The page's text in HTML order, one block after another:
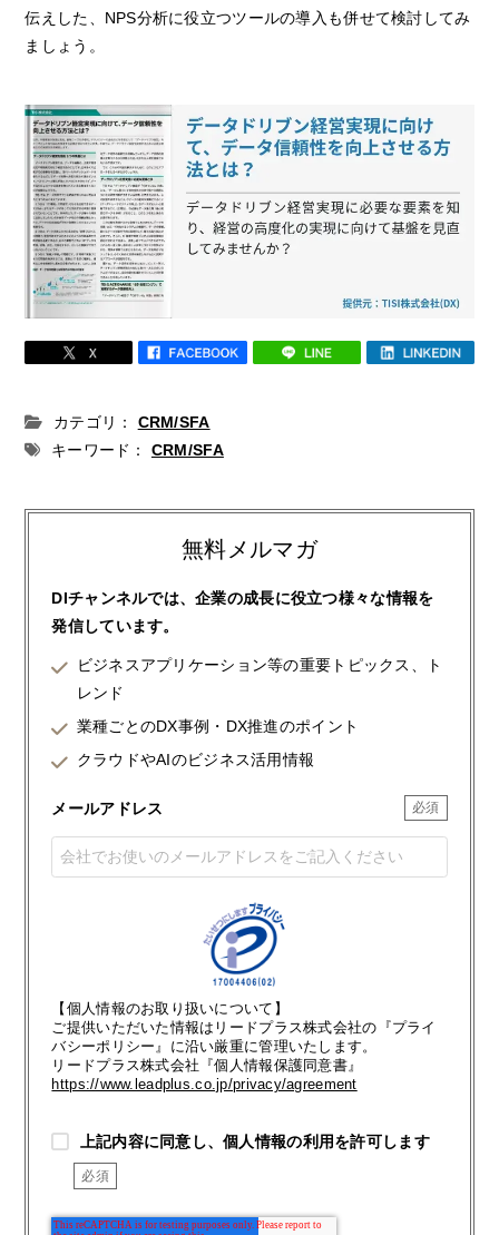
伝えした、NPS分析に役立つツールの導入も併せて検討してみ
ましょう。
カテゴリ：
CRM/SFA
キーワード：
CRM/SFA
無料メルマガ
DIチャンネルでは、企業の成長に役立つ様々な情報を
発信しています。
ビジネスアプリケーション等の重要トピックス、ト
レンド
業種ごとのDX事例・DX推進のポイント
クラウドやAIのビジネス活用情報
メールアドレス
【個人情報のお取り扱いについて】
ご提供いただいた情報はリードプラス株式会社の『プライ
バシーポリシー』に沿い厳重に管理いたします。
リードプラス株式会社『個人情報保護同意書』
https://www.leadplus.co.jp/privacy/agreement
上記内容に同意し、個人情報の利用を許可します